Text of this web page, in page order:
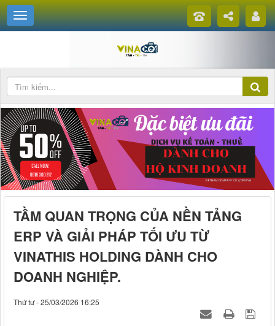
TẦM QUAN TRỌNG CỦA NỀN TẢNG
ERP VÀ GIẢI PHÁP TỐI ƯU TỪ
VINATHIS HOLDING DÀNH CHO
DOANH NGHIỆP.
Thứ tư - 25/03/2026 16:25